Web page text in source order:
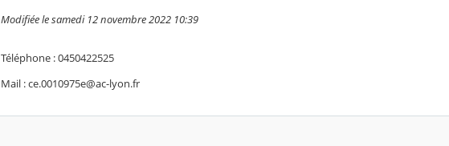
Modifiée le samedi 12 novembre 2022 10:39
Téléphone : 0450422525
Mail : ce.0010975e@ac-lyon.fr